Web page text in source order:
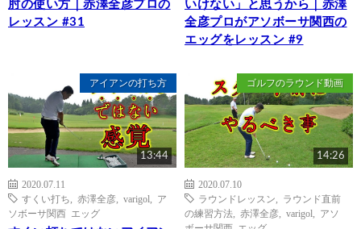
肘の使い方｜赤澤全彦プロの
レッスン #31
いけない」と思うから｜赤澤
全彦プロがアソボーサ関西の
エッグをレッスン #9
アイアンの打ち方
13:44
2020.07.11
すくい打ち
赤澤全彦 varigol
ア
ソボーサ関西 エッグ
ゴルフのラウンド動画
14:26
2020.07.10
ラウンドレッスン
ラウンド直前
の練習方法
赤澤全彦 varigol
アソ